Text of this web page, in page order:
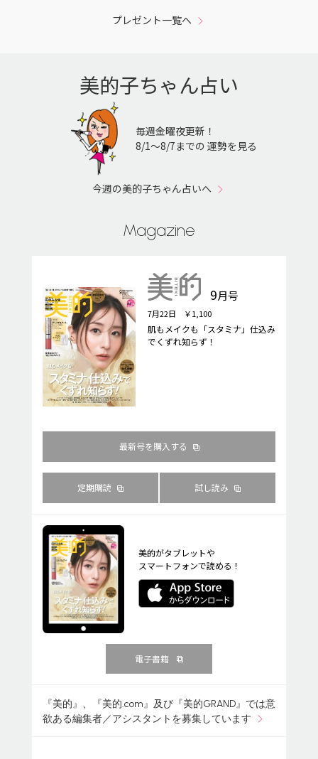
プレゼント一覧へ
美的子ちゃん占い
毎週金曜夜更新！
8/1〜8/7までの 運勢を見る
今週の美的子ちゃん占いへ
Magazine
9月号
7月22日 ￥1,100
肌もメイクも「スタミナ」仕込み
でくずれ知らず！
最新号を購入する
定期購読 試し読み
美的がタブレットや
スマートフォンで読める！
電子書籍
『美的』、『美的.com』及び『美的GRAND』では意
欲ある編集者／アシスタントを募集しています